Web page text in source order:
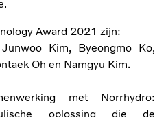
Award 2021 zijn:
Kim, Byeongmo Ko,
Oh en Namgyu Kim.
met Norrhydro:
oplossing die de